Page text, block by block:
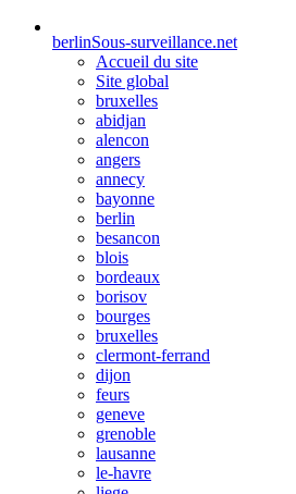
berlinSous-surveillance.net
Accueil du site
Site global
bruxelles
abidjan
alencon
angers
annecy
bayonne
berlin
besancon
blois
bordeaux
borisov
bourges
bruxelles
clermont-ferrand
dijon
feurs
geneve
grenoble
lausanne
le-havre